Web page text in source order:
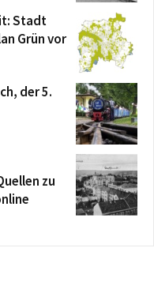
Stadt
Grün vor
der 5.
zu